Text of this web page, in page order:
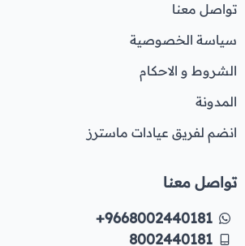
تواصل معنا
سياسة الخصوصية
الشروط و الاحكام
المدونة
انضم لفريق عيادات ماسترز
تواصل معنا
+9668002440181
8002440181